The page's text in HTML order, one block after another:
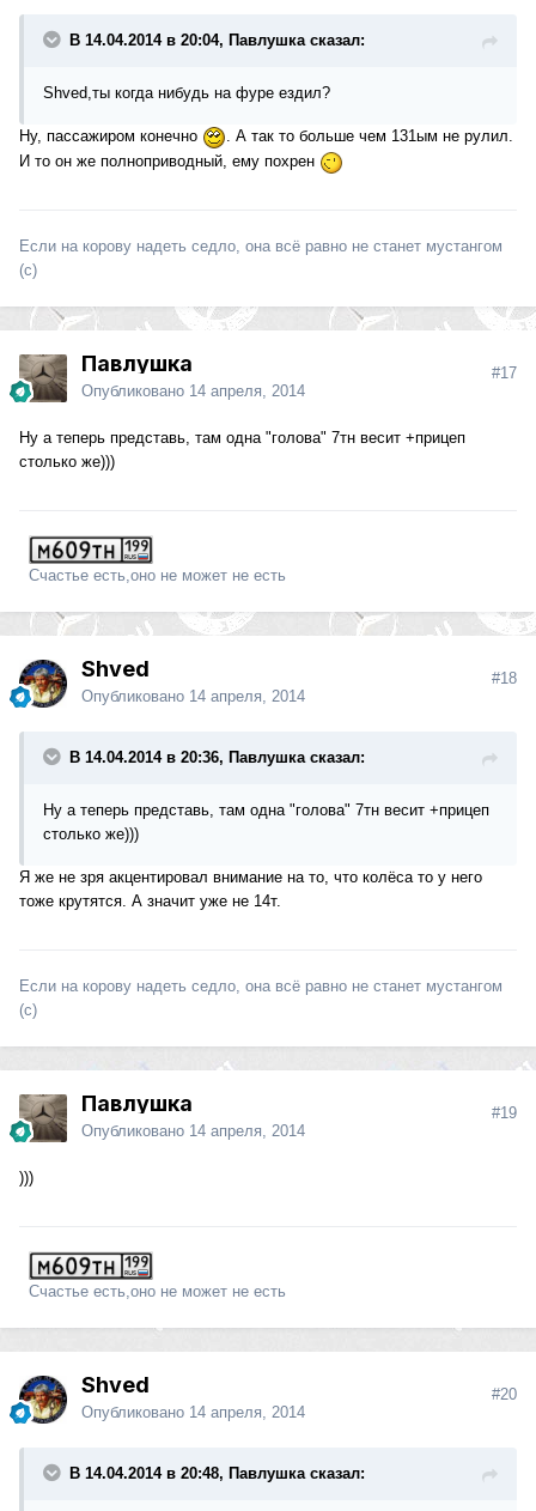
В 14.04.2014 в 20:04, Павлушка сказал:
Shved,ты когда нибудь на фуре ездил?
Ну, пассажиром конечно
. А так то больше чем 131ым не рулил.
И то он же полноприводный, ему похрен
Если на корову надеть седло, она всё равно не станет мустангом
(с)
Павлушка
Опубликовано 14 апреля, 2014
#17
Ну а теперь представь, там одна "голова" 7тн весит +прицеп
столько же)))
Счастье есть,оно не может не есть
Shved
Опубликовано 14 апреля, 2014
#18
В 14.04.2014 в 20:36, Павлушка сказал:
Ну а теперь представь, там одна "голова" 7тн весит +прицеп
столько же)))
Я же не зря акцентировал внимание на то, что колёса то у него
тоже крутятся. А значит уже не 14т.
Если на корову надеть седло, она всё равно не станет мустангом
(с)
Павлушка
Опубликовано 14 апреля, 2014
#19
)))
Счастье есть,оно не может не есть
Shved
Опубликовано 14 апреля, 2014
#20
В 14.04.2014 в 20:48, Павлушка сказал: